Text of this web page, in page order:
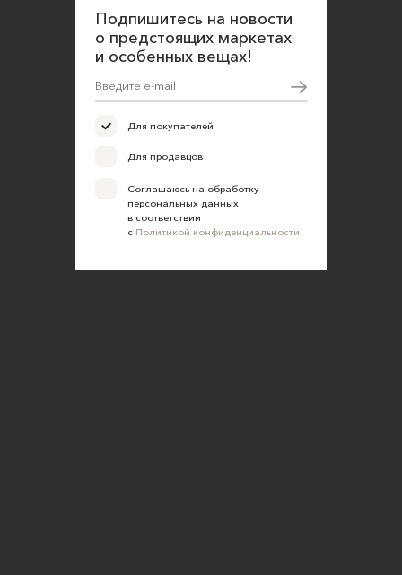
Подпишитесь на новости
о предстоящих маркетах
и особенных вещах!
Для покупателей
Для продавцов
Соглашаюсь на обработку
персональных данных
в соответствии
с Политикой конфиденциальности